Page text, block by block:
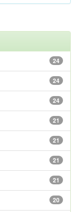
24
24
24
21
21
21
21
20